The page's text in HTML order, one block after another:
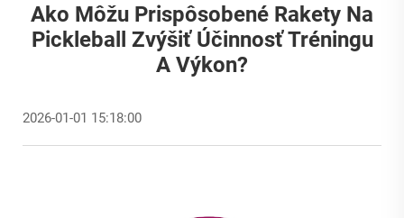
Ako Môžu Prispôsobené Rakety Na
Pickleball Zvýšiť Účinnosť Tréningu
A Výkon?
2026-01-01 15:18:00